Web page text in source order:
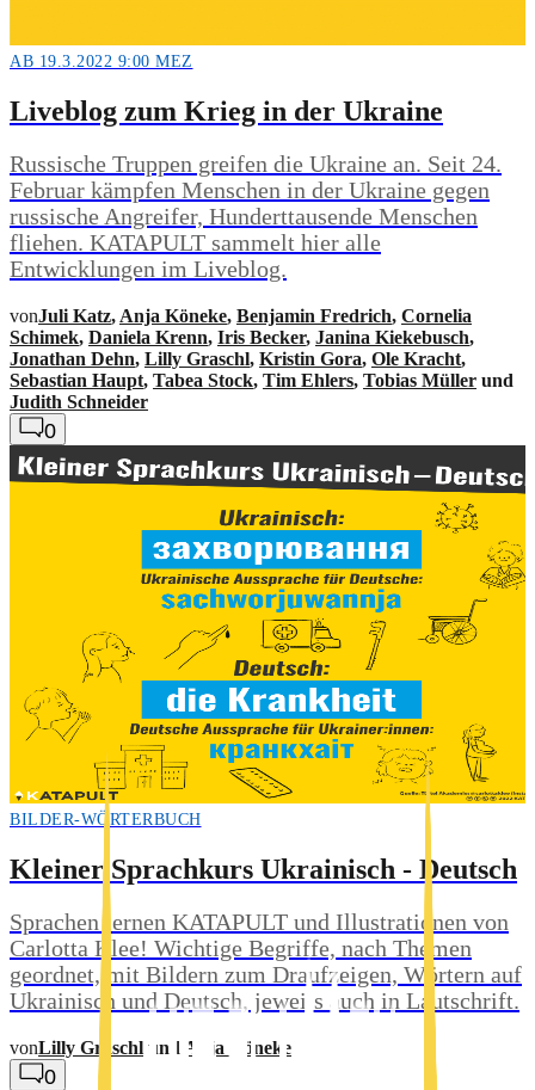
AB 19.3.2022 9:00 MEZ
Liveblog zum Krieg in der Ukraine
Russische Truppen greifen die Ukraine an. Seit 24.
Februar kämpfen Menschen in der Ukraine gegen
russische Angreifer, Hunderttausende Menschen
fliehen. KATAPULT sammelt hier alle
Entwicklungen im Liveblog.
vonJuli Katz, Anja Köneke, Benjamin Fredrich, Cornelia
Schimek, Daniela Krenn, Iris Becker, Janina Kiekebusch,
Jonathan Dehn, Lilly Graschl, Kristin Gora, Ole Kracht,
Sebastian Haupt, Tabea Stock, Tim Ehlers, Tobias Müller und
Judith Schneider
0
BILDER-WÖRTERBUCH
Kleiner Sprachkurs Ukrainisch - Deutsch
Sprachen lernen KATAPULT und Illustrationen von
Carlotta Klee! Wichtige Begriffe, nach Themen
geordnet, mit Bildern zum Draufzeigen, Wörtern auf
Ukrainisch und Deutsch, jeweils auch in Lautschrift.
vonLilly Graschl und Anja Köneke
0